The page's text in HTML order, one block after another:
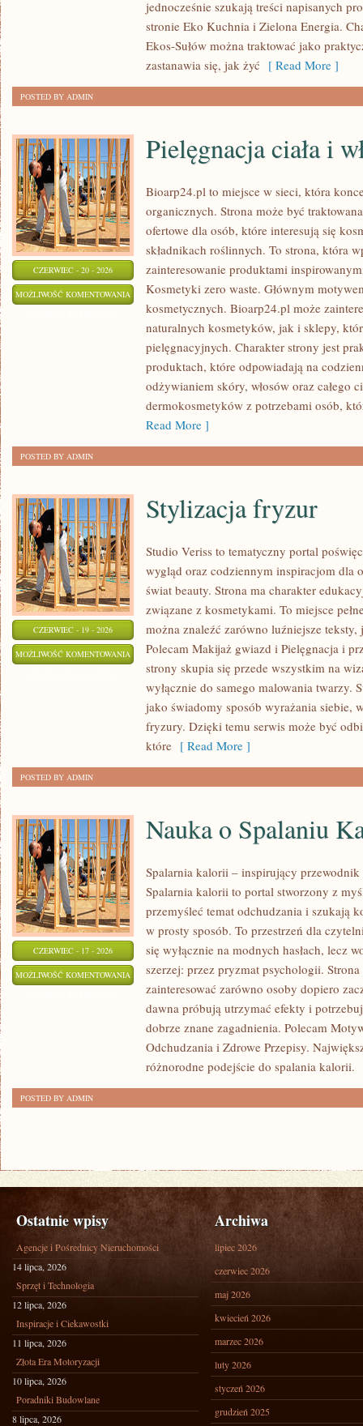
jednocześnie szukają treści napisanych
stronie Eko Kuchnia i Zielona Energia.
Ekos-Sułów można traktować jako
zastanawia się, jak żyć [ Read More ]
POSTED BY ADMIN
CZERWIEC - 20 - 2026
MOŻLIWOŚĆ KOMENTOWANIA PIELĘGNACJA
CIAŁA
WŁOSÓW
Pielęgnacja ciała i
Bioarp24.pl to miejsce w sieci, która
organicznych. Strona może być
ofertowe dla osób, które interesują się
składnikach roślinnych. To strona, która
zainteresowanie produktami
Kosmetyki zero waste. Głównym
kosmetycznych. Bioarp24.pl może
naturalnych kosmetyków, jak i sklepy,
pielęgnacyjnych. Charakter strony jest
produktach, które odpowiadają na
odżywianiem skóry, włosów oraz całego
dermokosmetyków z potrzebami osób,
Read More ]
POSTED BY ADMIN
CZERWIEC - 19 - 2026
MOŻLIWOŚĆ KOMENTOWANIA STYLIZACJA
FRYZUR
Stylizacja fryzur
Studio Veriss to tematyczny portal
wygląd oraz codziennym inspiracjom dla
świat beauty. Strona ma charakter
związane z kosmetykami. To miejsce
można znaleźć zarówno luźniejsze
Polecam Makijaż gwiazd i Pielęgnacja i
strony skupia się przede wszystkim na
wyłącznie do samego malowania twarzy.
jako świadomy sposób wyrażania siebie,
fryzury. Dzięki temu serwis może być
które [ Read More ]
POSTED BY ADMIN
CZERWIEC - 17 - 2026
MOŻLIWOŚĆ KOMENTOWANIA NAUKA
SPALANIU
KALORII
Nauka o Spalaniu
Spalarnia kalorii – inspirujący przewodnik
Spalarnia kalorii to portal stworzony z
przemyśleć temat odchudzania i szukają
w prosty sposób. To przestrzeń dla
się wyłącznie na modnych hasłach, lecz
szerzej: przez pryzmat psychologii.
zainteresować zarówno osoby dopiero
dawna próbują utrzymać efekty i
dobrze znane zagadnienia. Polecam
Odchudzania i Zdrowe Przepisy.
różnorodne podejście do spalania kalorii.
POSTED BY ADMIN
Ostatnie wpisy
Agencje i Pośrednicy Nieruchomości
14 lipca, 2026
Sprzęt i Technologia
12 lipca, 2026
Inspiracje i Ciekawostki
11 lipca, 2026
Złota Era Motoryzacji
10 lipca, 2026
Poradniki Budowlane
8 lipca, 2026
Archiwa
lipiec 2026
czerwiec 2026
maj 2026
kwiecień 2026
marzec 2026
luty 2026
styczeń 2026
grudzień 2025